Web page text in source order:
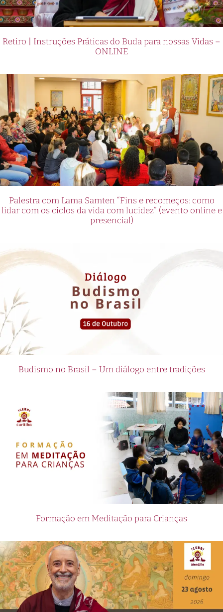
Retiro | Instruções Práticas do Buda para nossas Vidas –
ONLINE
Palestra com Lama Samten “Fins e recomeços: como
lidar com os ciclos da vida com lucidez” (evento online e
presencial)
Budismo no Brasil – Um diálogo entre tradições
Formação em Meditação para Crianças